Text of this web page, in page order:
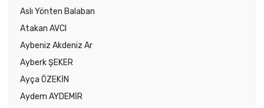
Aslı Yönten Balaban
Atakan AVCI
Aybeniz Akdeniz Ar
Ayberk ŞEKER
Ayça ÖZEKİN
Aydem AYDEMİR